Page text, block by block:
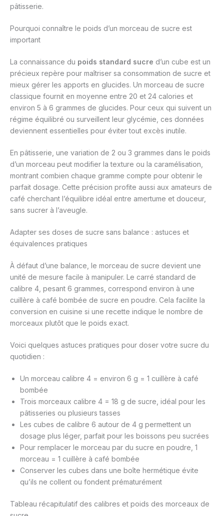
pâtisserie.
Pourquoi connaître le poids d’un morceau de sucre est
important
La connaissance du poids standard sucre d’un cube est un
précieux repère pour maîtriser sa consommation de sucre et
mieux gérer les apports en glucides. Un morceau de sucre
classique fournit en moyenne entre 20 et 24 calories et
environ 5 à 6 grammes de glucides. Pour ceux qui suivent un
régime équilibré ou surveillent leur glycémie, ces données
deviennent essentielles pour éviter tout excès inutile.
En pâtisserie, une variation de 2 ou 3 grammes dans le poids
d’un morceau peut modifier la texture ou la caramélisation,
montrant combien chaque gramme compte pour obtenir le
parfait dosage. Cette précision profite aussi aux amateurs de
café cherchant l’équilibre idéal entre amertume et douceur,
sans sucrer à l’aveugle.
Adapter ses doses de sucre sans balance : astuces et
équivalences pratiques
À défaut d’une balance, le morceau de sucre devient une
unité de mesure facile à manipuler. Le carré standard de
calibre 4, pesant 6 grammes, correspond environ à une
cuillère à café bombée de sucre en poudre. Cela facilite la
conversion en cuisine si une recette indique le nombre de
morceaux plutôt que le poids exact.
Voici quelques astuces pratiques pour doser votre sucre du
quotidien :
Un morceau calibre 4 = environ 6 g = 1 cuillère à café
bombée
Trois morceaux calibre 4 = 18 g de sucre, idéal pour les
pâtisseries ou plusieurs tasses
Les cubes de calibre 6 autour de 4 g permettent un
dosage plus léger, parfait pour les boissons peu sucrées
Pour remplacer le morceau par du sucre en poudre, 1
morceau = 1 cuillère à café bombée
Conserver les cubes dans une boîte hermétique évite
qu’ils ne collent ou fondent prématurément
Tableau récapitulatif des calibres et poids des morceaux de